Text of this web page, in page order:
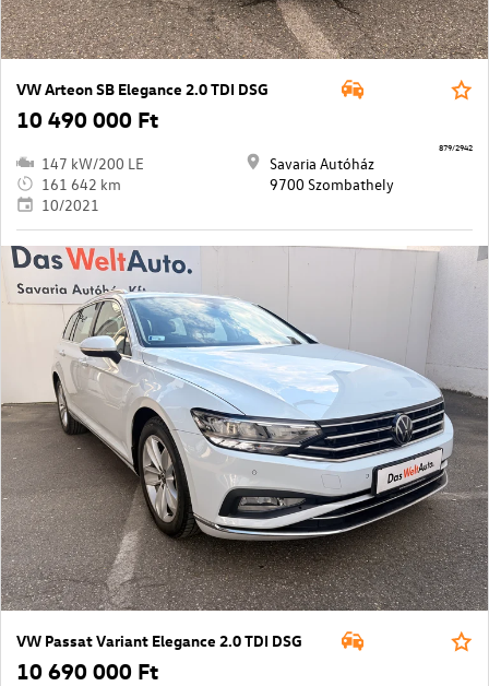
VW Arteon SB Elegance 2.0 TDI DSG
10 490 000 Ft
147 kW/200 LE
161 642 km
10/2021
Savaria Autóház
9700 Szombathely
879/2942
VW Passat Variant Elegance 2.0 TDI DSG
10 690 000 Ft